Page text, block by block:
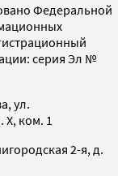
Федеральной
серия Эл №
ул.
X, ком. 1
2-я, д.